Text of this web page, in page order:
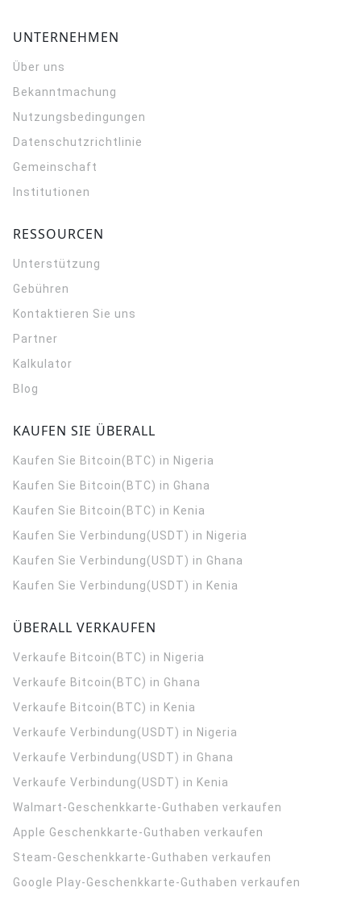
UNTERNEHMEN
Über uns
Bekanntmachung
Nutzungsbedingungen
Datenschutzrichtlinie
Gemeinschaft
Institutionen
RESSOURCEN
Unterstützung
Gebühren
Kontaktieren Sie uns
Partner
Kalkulator
Blog
KAUFEN SIE ÜBERALL
Kaufen Sie Bitcoin(BTC) in Nigeria
Kaufen Sie Bitcoin(BTC) in Ghana
Kaufen Sie Bitcoin(BTC) in Kenia
Kaufen Sie Verbindung(USDT) in Nigeria
Kaufen Sie Verbindung(USDT) in Ghana
Kaufen Sie Verbindung(USDT) in Kenia
ÜBERALL VERKAUFEN
Verkaufe Bitcoin(BTC) in Nigeria
Verkaufe Bitcoin(BTC) in Ghana
Verkaufe Bitcoin(BTC) in Kenia
Verkaufe Verbindung(USDT) in Nigeria
Verkaufe Verbindung(USDT) in Ghana
Verkaufe Verbindung(USDT) in Kenia
Walmart-Geschenkkarte-Guthaben verkaufen
Apple Geschenkkarte-Guthaben verkaufen
Steam-Geschenkkarte-Guthaben verkaufen
Google Play-Geschenkkarte-Guthaben verkaufen